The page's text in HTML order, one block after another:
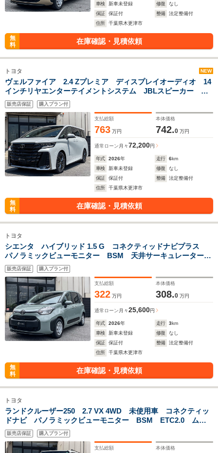
車検 新車未登録 修復
なし
保証
保証付 整備
法定整備付
住所
千葉県木更津市
無
料
在庫確認・見積依頼
トヨタ NEW
ヴェルファイア 2.4 Zプレミア ディスプレイオーディオ 14
インチリヤエンターテイメントシステム JBLスピーカー ユ
ニバーサルステッフ ドライブレコーダー
BluetoothETC2.0 内装サンセットブラウン PVM BSM
販売店保証 購入プラン付
支払総額
763 万円
本体価格
742.0 万円
通常ローン 月々72,200円
年式 2026年 走行 6km
車検
新車未登録 修復
なし
保証
保証付 整備
法定整備付
住所
千葉県木更津市
無
料
在庫確認・見積依頼
トヨタ
シエンタ ハイブリッド 1.5 G コネクティッドナビプラス
パノラミックビューモニター BSM 天井サーキュレーター
アクセサリーコンセント ETC2.0 両側電動スライドドア コ
ンフォートパッケージ Bluetoothオーディオ
販売店保証 購入プラン付
支払総額
322 万円
本体価格
308.0 万円
通常ローン 月々25,600円
年式 2026年 走行 3km
車検
新車未登録 修復
なし
保証
保証付 整備
法定整備付
住所
千葉県木更津市
無
料
在庫確認・見積依頼
トヨタ
ランドクルーザー250 2.7 VX 4WD 未使用車 コネクティッ
ドナビ パノラミックビューモニター BSM ETC2.0 ムー
ンルーフ ブラックレザーシート ヒッチメンバー トヨタチ
ームメイト Bluetooth LEDヘッドランプ
販売店保証 購入プラン付
支払総額 本体価格